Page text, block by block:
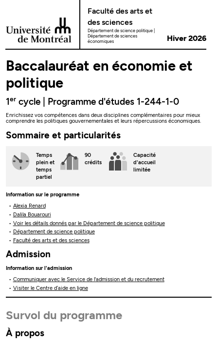
Faculté des arts et
des sciences
Département de science politique
Département de sciences
économiques
Hiver 2026
Baccalauréat en économie et
politique
1er cycle | Programme d'études 1-244-1-0
Enrichissez vos compétences dans deux disciplines complémentaires pour mieux
comprendre les politiques gouvernementales et leurs répercussions économiques.
Sommaire et particularités
Temps
plein et
temps
partiel
90
crédits
Capacité
d'accueil
limitée
Information sur le programme
Alexia Renard
Dalila Bouarouri
Voir les détails donnés par le Département de science politique
Département de science politique
Faculté des arts et des sciences
Admission
Information sur l'admission
Communiquer avec le Service de l'admission et du recrutement
Visiter le Centre d’aide en ligne
Survol du programme
À propos